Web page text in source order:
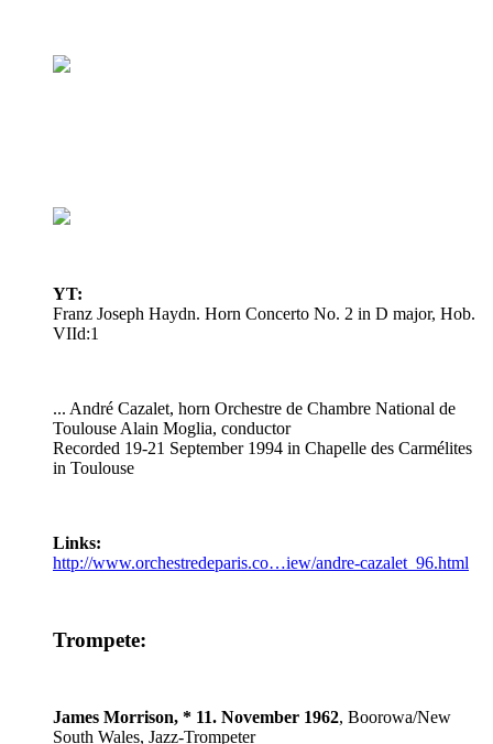
YT:
Franz Joseph Haydn. Horn Concerto No. 2 in D major, Hob.
VIId:1
... André Cazalet, horn Orchestre de Chambre National de
Toulouse Alain Moglia, conductor
Recorded 19-21 September 1994 in Chapelle des Carmélites
in Toulouse
Links:
http://www.orchestredeparis.co…iew/andre-cazalet_96.html
Trompete:
James Morrison, * 11. November 1962, Boorowa/New
South Wales, Jazz-Trompeter